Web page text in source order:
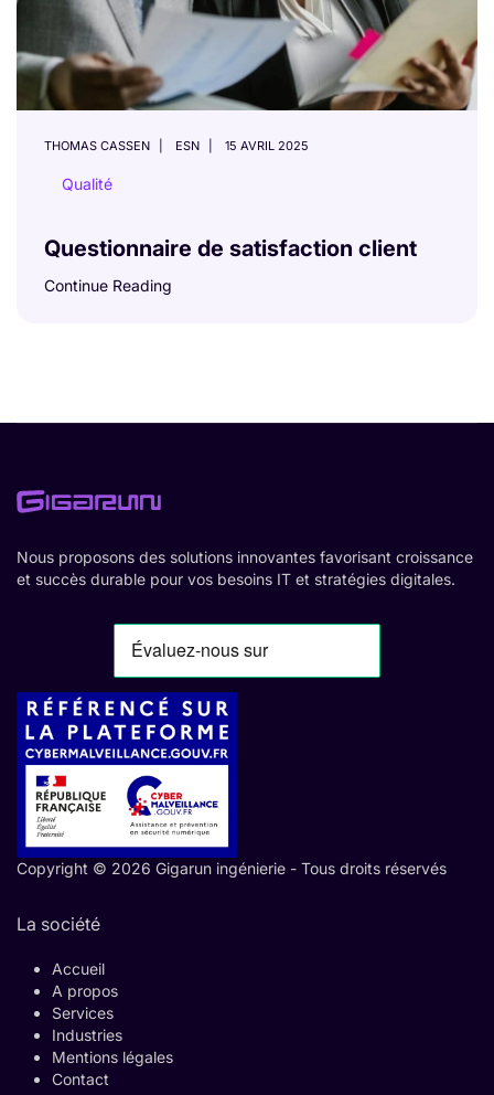
THOMAS CASSEN ESN 15 AVRIL 2025
Qualité
Questionnaire de satisfaction client
Continue Reading
Nous proposons des solutions innovantes favorisant croissance
et succès durable pour vos besoins IT et stratégies digitales.
Copyright © 2026 Gigarun ingénierie - Tous droits réservés
La société
Accueil
A propos
Services
Industries
Mentions légales
Contact